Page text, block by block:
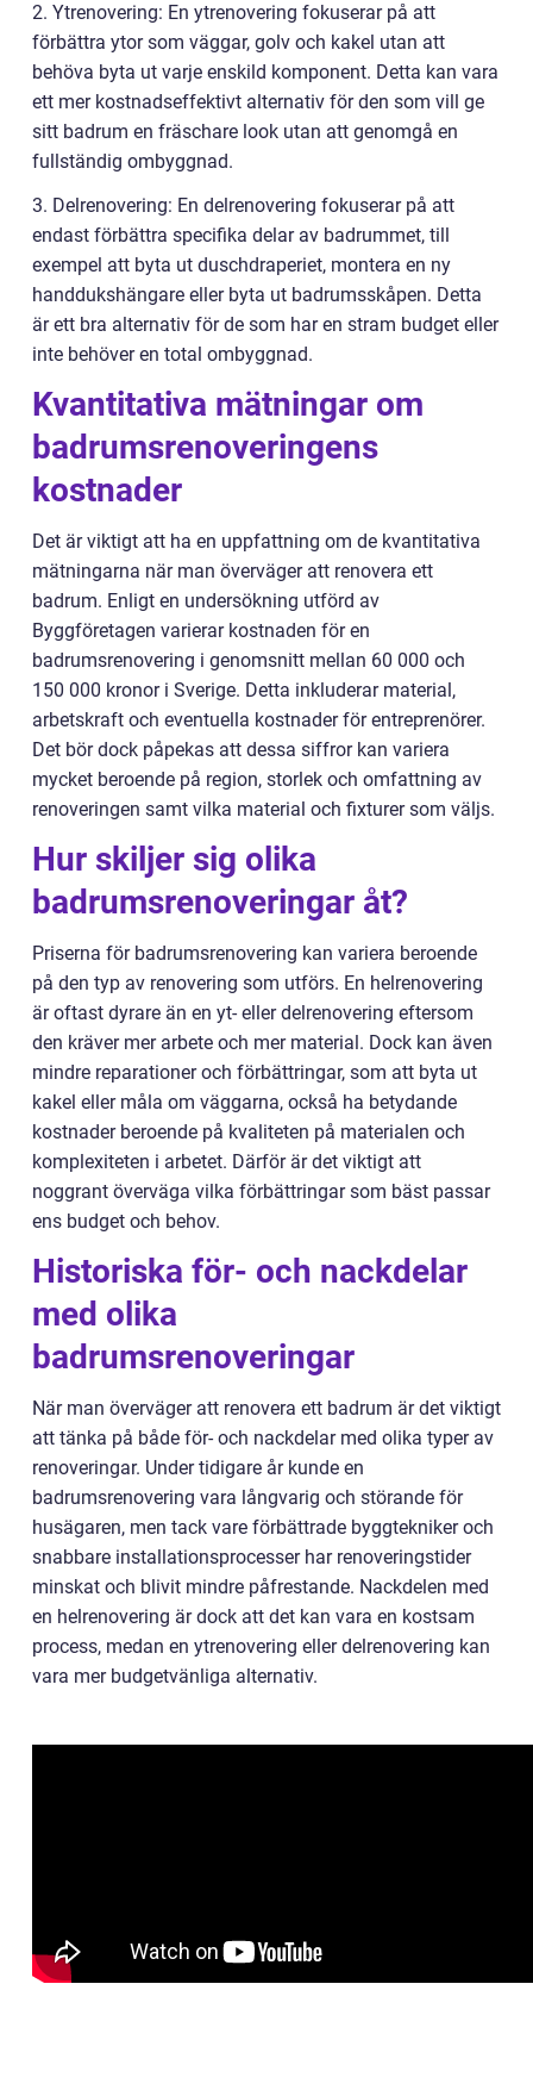
2. Ytrenovering: En ytrenovering fokuserar på att
förbättra ytor som väggar, golv och kakel utan att
behöva byta ut varje enskild komponent. Detta kan vara
ett mer kostnadseffektivt alternativ för den som vill ge
sitt badrum en fräschare look utan att genomgå en
fullständig ombyggnad.
3. Delrenovering: En delrenovering fokuserar på att
endast förbättra specifika delar av badrummet, till
exempel att byta ut duschdraperiet, montera en ny
handdukshängare eller byta ut badrumsskåpen. Detta
är ett bra alternativ för de som har en stram budget eller
inte behöver en total ombyggnad.
Kvantitativa mätningar om
badrumsrenoveringens
kostnader
Det är viktigt att ha en uppfattning om de kvantitativa
mätningarna när man överväger att renovera ett
badrum. Enligt en undersökning utförd av
Byggföretagen varierar kostnaden för en
badrumsrenovering i genomsnitt mellan 60 000 och
150 000 kronor i Sverige. Detta inkluderar material,
arbetskraft och eventuella kostnader för entreprenörer.
Det bör dock påpekas att dessa siffror kan variera
mycket beroende på region, storlek och omfattning av
renoveringen samt vilka material och fixturer som väljs.
Hur skiljer sig olika
badrumsrenoveringar åt?
Priserna för badrumsrenovering kan variera beroende
på den typ av renovering som utförs. En helrenovering
är oftast dyrare än en yt- eller delrenovering eftersom
den kräver mer arbete och mer material. Dock kan även
mindre reparationer och förbättringar, som att byta ut
kakel eller måla om väggarna, också ha betydande
kostnader beroende på kvaliteten på materialen och
komplexiteten i arbetet. Därför är det viktigt att
noggrant överväga vilka förbättringar som bäst passar
ens budget och behov.
Historiska för- och nackdelar
med olika
badrumsrenoveringar
När man överväger att renovera ett badrum är det viktigt
att tänka på både för- och nackdelar med olika typer av
renoveringar. Under tidigare år kunde en
badrumsrenovering vara långvarig och störande för
husägaren, men tack vare förbättrade byggtekniker och
snabbare installationsprocesser har renoveringstider
minskat och blivit mindre påfrestande. Nackdelen med
en helrenovering är dock att det kan vara en kostsam
process, medan en ytrenovering eller delrenovering kan
vara mer budgetvänliga alternativ.